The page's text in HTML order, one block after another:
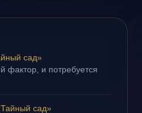
сад»
фактор, и потребуется
сад»